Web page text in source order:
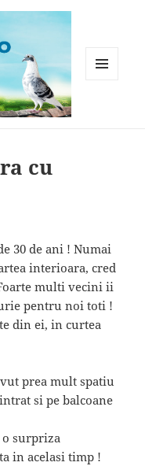
cu
30 de ani ! Numai
interioara, cred
multi vecini ii
pentru noi toti !
din ei, in curtea
prea mult spatiu
si pe balcoane
surpriza
in acelasi timp !